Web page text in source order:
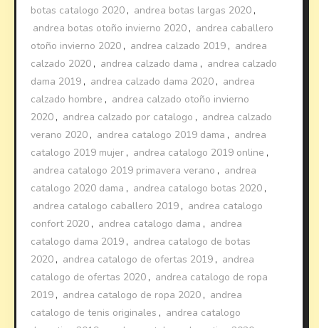
botas catalogo 2020 , andrea botas largas 2020 ,
andrea botas otoño invierno 2020 , andrea caballero
otoño invierno 2020 , andrea calzado 2019 , andrea
calzado 2020 , andrea calzado dama , andrea calzado
dama 2019 , andrea calzado dama 2020 , andrea
calzado hombre , andrea calzado otoño invierno
2020 , andrea calzado por catalogo , andrea calzado
verano 2020 , andrea catalogo 2019 dama , andrea
catalogo 2019 mujer , andrea catalogo 2019 online ,
andrea catalogo 2019 primavera verano , andrea
catalogo 2020 dama , andrea catalogo botas 2020 ,
andrea catalogo caballero 2019 , andrea catalogo
confort 2020 , andrea catalogo dama , andrea
catalogo dama 2019 , andrea catalogo de botas
2020 , andrea catalogo de ofertas 2019 , andrea
catalogo de ofertas 2020 , andrea catalogo de ropa
2019 , andrea catalogo de ropa 2020 , andrea
catalogo de tenis originales , andrea catalogo